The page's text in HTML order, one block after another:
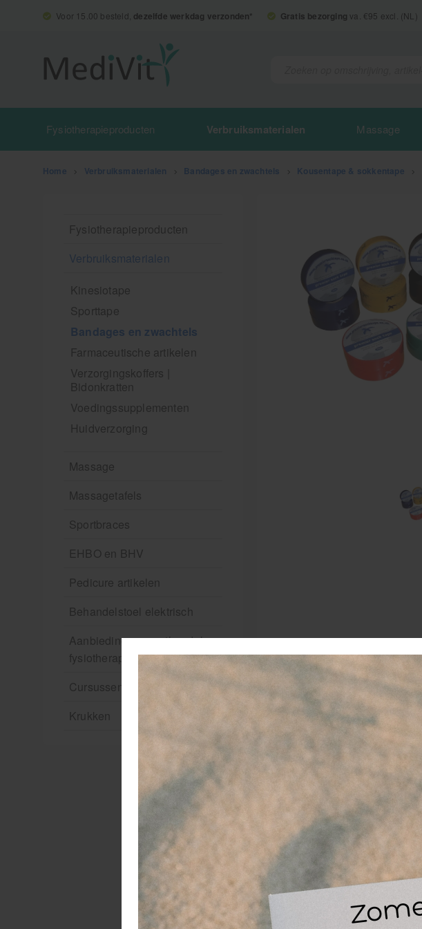
Voor 15.00 besteld, dezelfde werkdag verzonden* Gratis bezorging va. €95 excl. (NL)
Fysiotherapieproducten Verbruiksmaterialen Massage
Home Verbruiksmaterialen Bandages en zwachtels Kousentape & sokkentape
Fysiotherapieproducten
Verbruiksmaterialen
Kinesiotape
Sporttape
Bandages en zwachtels
Farmaceutische artikelen
Verzorgingskoffers |
Bidonkratten
Voedingssupplementen
Huidverzorging
Massage
Massagetafels
Sportbraces
EHBO en BHV
Pedicure artikelen
Behandelstoel elektrisch
Aanbiedingen groothandel
fysiotherapie en massage
Cursussen
Krukken